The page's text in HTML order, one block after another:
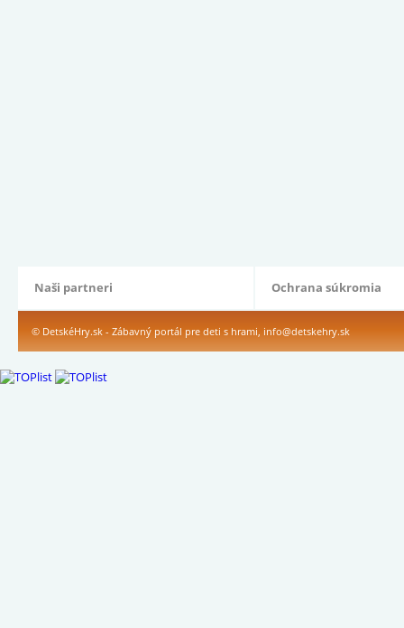
Naši partneri Ochrana súkromia
© DetskéHry.sk - Zábavný portál pre deti s hrami, info@detskehry.sk